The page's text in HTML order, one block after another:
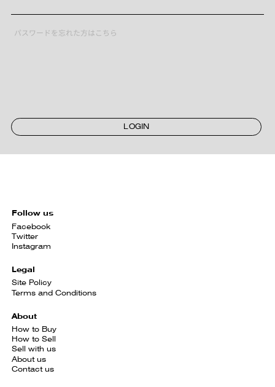
パスワードを忘れた方はこちら
LOGIN
Follow us
Facebook
Twitter
Instagram
Legal
Site Policy
Terms and Conditions
About
How to Buy
How to Sell
Sell with us
About us
Contact us